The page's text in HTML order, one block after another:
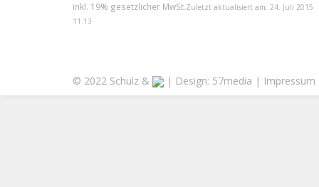
inkl. 19% gesetzlicher MwSt.Zuletzt aktualisiert am: 24. Juli 2015
11:13
© 2022 Schulz &
| Design: 57media | Impressum